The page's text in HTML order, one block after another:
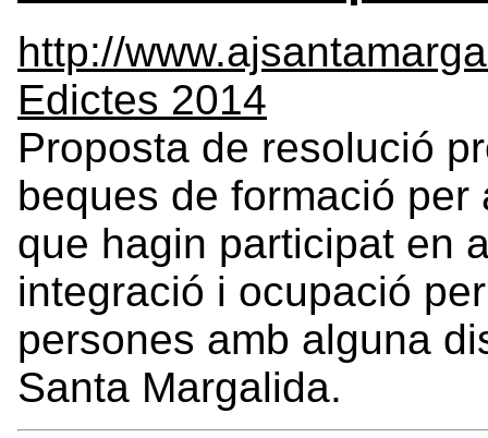
http://
Edictes 2014
Proposta de resolució
beques de formació
que hagin participat en
integració i ocupació
persones amb alguna
Santa Margalida.